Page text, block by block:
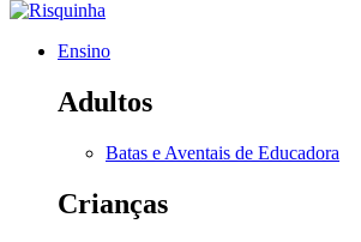
Ensino
Adultos
Batas e Aventais de Educadora
Crianças